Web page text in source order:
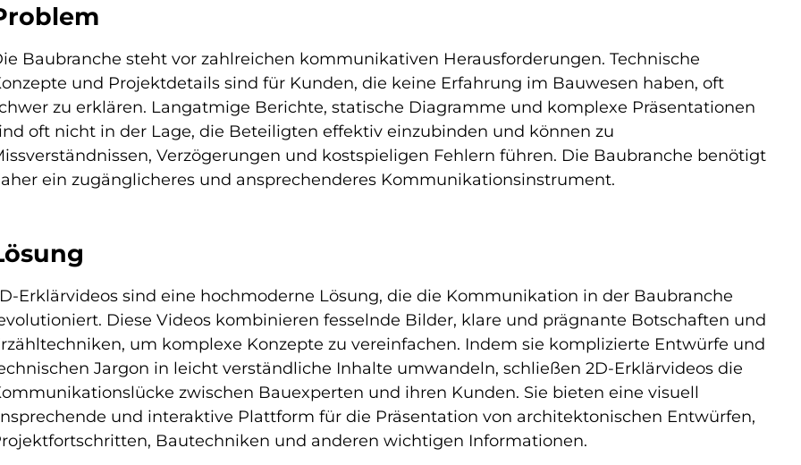
Baubranche steht vor zahlreichen kommunikativen Herausforderungen. Technische
und Projektdetails sind für Kunden, die keine Erfahrung im Bauwesen haben, oft
zu erklären. Langatmige Berichte, statische Diagramme und komplexe Präsentationen
oft nicht in der Lage, die Beteiligten effektiv einzubinden und können zu
Verzögerungen und kostspieligen Fehlern führen. Die Baubranche benötigt
ein zugänglicheres und ansprechenderes Kommunikationsinstrument.
Erklärvideos sind eine hochmoderne Lösung, die die Kommunikation in der Baubranche
Diese Videos kombinieren fesselnde Bilder, klare und prägnante Botschaften und
um komplexe Konzepte zu vereinfachen. Indem sie komplizierte Entwürfe und
Jargon in leicht verständliche Inhalte umwandeln, schließen 2D-Erklärvideos die
zwischen Bauexperten und ihren Kunden. Sie bieten eine visuell
und interaktive Plattform für die Präsentation von architektonischen Entwürfen,
Bautechniken und anderen wichtigen Informationen.